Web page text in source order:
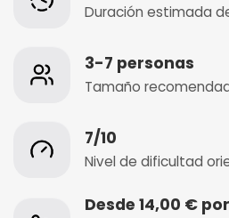
Duración estimada
3-7 personas
Tamaño
7/10
Nivel de dificultad
Desde 14,00 €